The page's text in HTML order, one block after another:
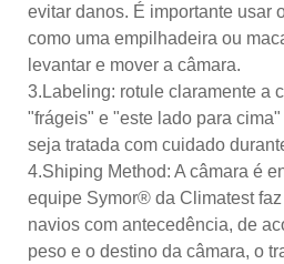
evitar danos. É importante usar
como uma empilhadeira ou
levantar e mover a câmara.
3.Labeling: rotule claramente a
"frágeis" e "este lado para
seja tratada com cuidado
4.Shiping Method: A câmara é
equipe Symor® da Climatest
navios com antecedência, de
peso e o destino da câmara, o